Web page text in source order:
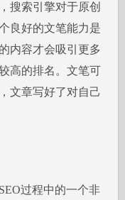
搜索引擎对于原创
良好的文笔能力是
内容才会吸引更多
高的排名。文笔可
文章写好了对自己
过程中的一个非